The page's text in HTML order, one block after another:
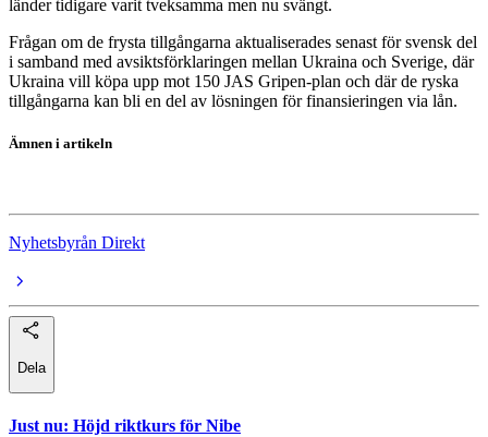
länder tidigare varit tveksamma men nu svängt.
Frågan om de frysta tillgångarna aktualiserades senast för svensk del
i samband med avsiktsförklaringen mellan Ukraina och Sverige, där
Ukraina vill köpa upp mot 150 JAS Gripen-plan och där de ryska
tillgångarna kan bli en del av lösningen för finansieringen via lån.
Ämnen i artikeln
Nyhetsbyrån Direkt
Dela
Just nu: Höjd riktkurs för Nibe